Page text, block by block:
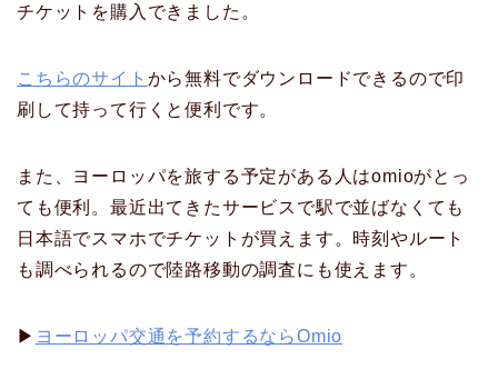
チケットを購入できました。
こちらのサイト から無料でダウンロードできるので印
刷して持って行くと便利です。
また、ヨーロッパを旅する予定がある人はomioがとっ
ても便利。最近出てきたサービスで駅で並ばなくても
日本語でスマホでチケットが買えます。時刻やルート
も調べられるので陸路移動の調査にも使えます。
▶ ヨーロッパ交通を予約するならOmio